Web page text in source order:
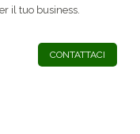
il tuo business.
CONTATTACI